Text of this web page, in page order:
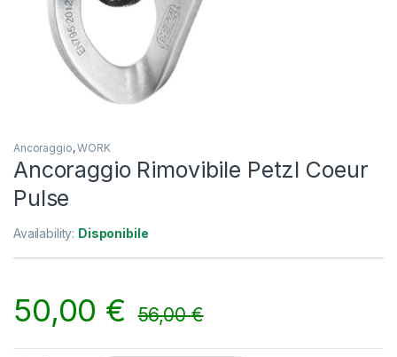
Ancoraggio,WORK
Ancoraggio Rimovibile Petzl Coeur
Pulse
Availability: Disponibile
50,00 € 56,00€